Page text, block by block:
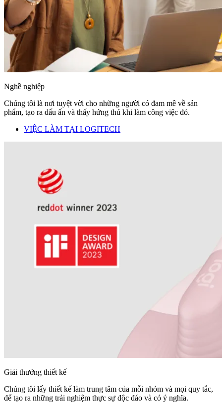
Nghề nghiệp
Chúng tôi là nơi tuyệt vời cho những người có đam mê về sản
phẩm, tạo ra dấu ấn và thấy hứng thú khi làm công việc đó.
VIỆC LÀM TẠI LOGITECH
Giải thưởng thiết kế
Chúng tôi lấy thiết kế làm trung tâm của mỗi nhóm và mọi quy tắc,
để tạo ra những trải nghiệm thực sự độc đáo và có ý nghĩa.